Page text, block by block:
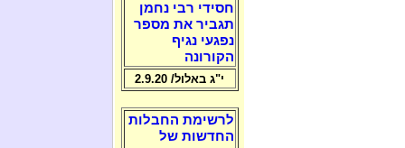
חסידי רבי נחמן
תגביר את מספר
נפגעי נגיף
הקורונה
י"ג באלול/ 2.9.20
לרשימת החבלות
החדשות של